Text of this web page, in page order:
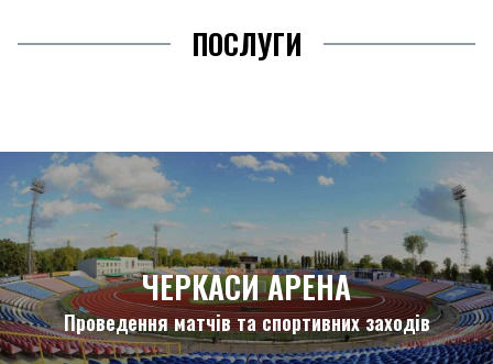
ПОСЛУГИ
ЧЕРКАСИ АРЕНА
Проведення матчів та спортивних заходів